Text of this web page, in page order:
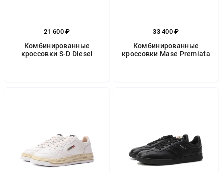
21 600 ₽
Комбинированные
кроссовки S-D Diesel
33 400 ₽
Комбинированные
кроссовки Mase Premiata